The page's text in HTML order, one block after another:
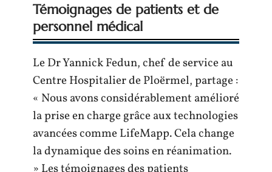
Témoignages de patients et de
personnel médical
Le Dr Yannick Fedun, chef de service au
Centre Hospitalier de Ploërmel, partage :
« Nous avons considérablement amélioré
la prise en charge grâce aux technologies
avancées comme LifeMapp. Cela change
la dynamique des soins en réanimation.
» Les témoignages des patients